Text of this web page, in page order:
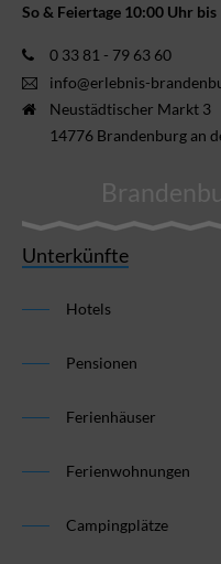
So & Feiertage 10:00 Uhr
0 33 81 - 79 63 60
info@erlebnis-
Neustädtischer Markt 3
14776 Brandenburg an
Unterkünfte
Hotels
Pensionen
Ferienhäuser
Ferienwohnungen
Campingplätze